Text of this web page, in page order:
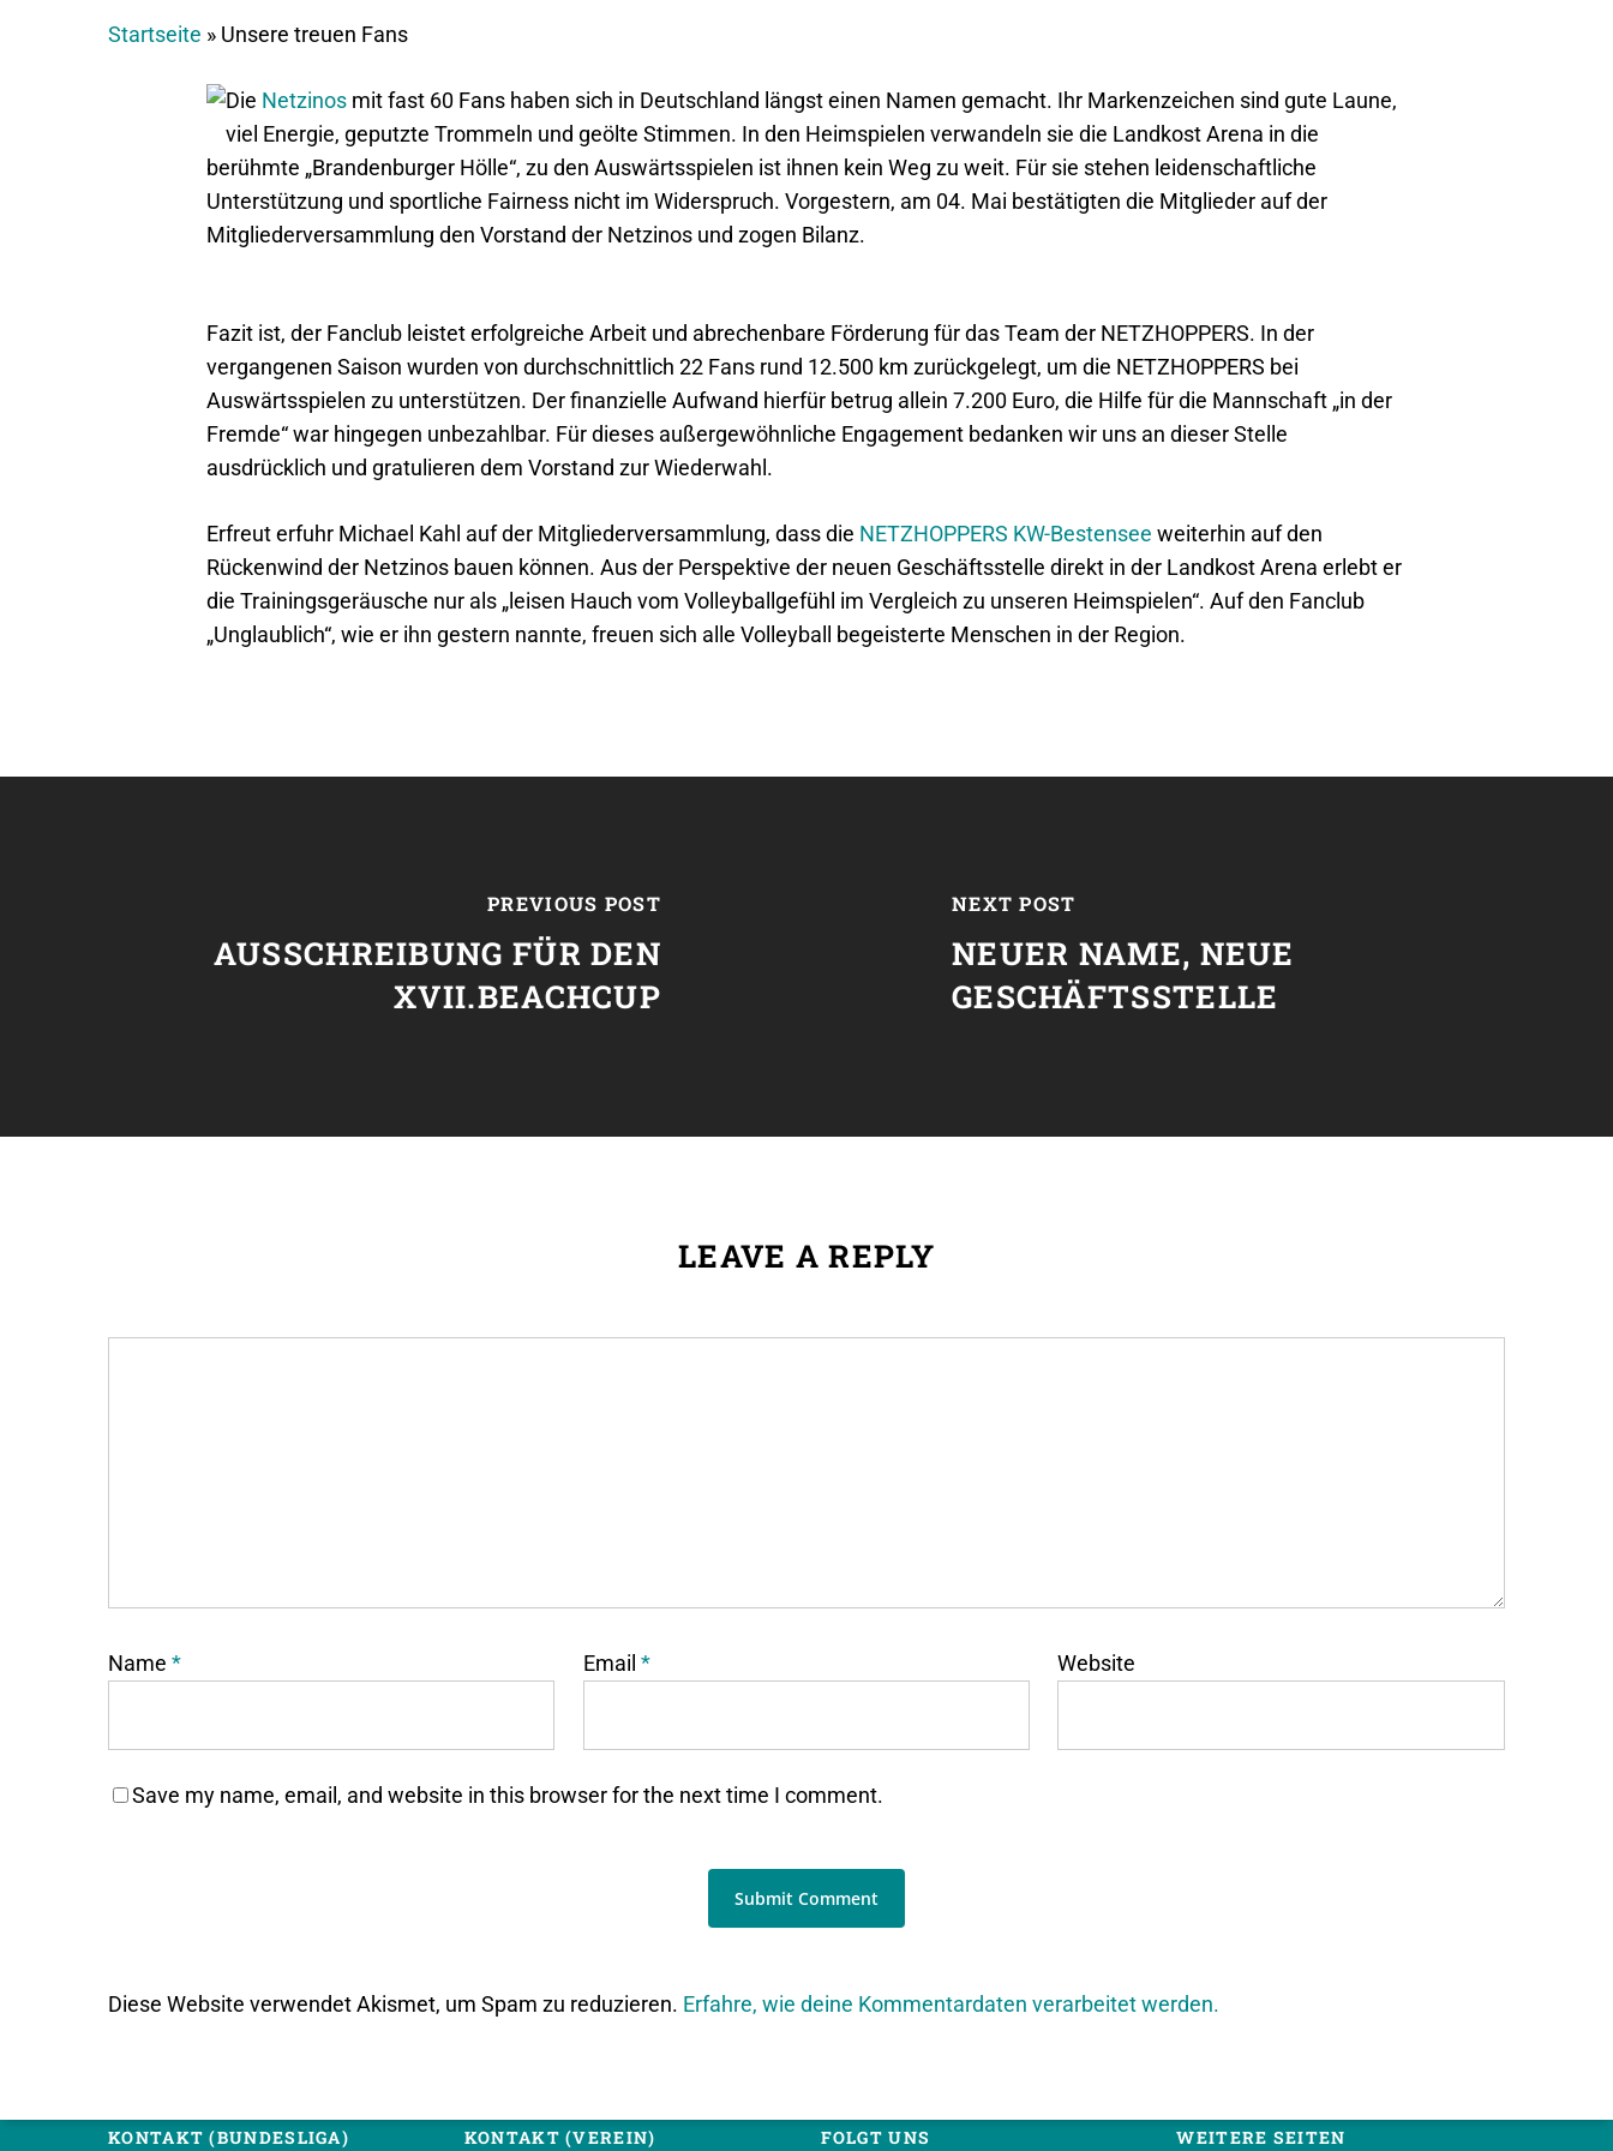
Startseite » Unsere treuen Fans
Die Netzinos mit fast 60 Fans haben sich in Deutschland längst einen Namen gemacht. Ihr Markenzeichen sind gute Laune,
viel Energie, geputzte Trommeln und geölte Stimmen. In den Heimspielen verwandeln sie die Landkost Arena in die
berühmte „Brandenburger Hölle“, zu den Auswärtsspielen ist ihnen kein Weg zu weit. Für sie stehen leidenschaftliche
Unterstützung und sportliche Fairness nicht im Widerspruch. Vorgestern, am 04. Mai bestätigten die Mitglieder auf der
Mitgliederversammlung den Vorstand der Netzinos und zogen Bilanz.
Fazit ist, der Fanclub leistet erfolgreiche Arbeit und abrechenbare Förderung für das Team der NETZHOPPERS. In der
vergangenen Saison wurden von durchschnittlich 22 Fans rund 12.500 km zurückgelegt, um die NETZHOPPERS bei
Auswärtsspielen zu unterstützen. Der finanzielle Aufwand hierfür betrug allein 7.200 Euro, die Hilfe für die Mannschaft „in der
Fremde“ war hingegen unbezahlbar. Für dieses außergewöhnliche Engagement bedanken wir uns an dieser Stelle
ausdrücklich und gratulieren dem Vorstand zur Wiederwahl.
Erfreut erfuhr Michael Kahl auf der Mitgliederversammlung, dass die NETZHOPPERS KW-Bestensee weiterhin auf den
Rückenwind der Netzinos bauen können. Aus der Perspektive der neuen Geschäftsstelle direkt in der Landkost Arena erlebt er
die Trainingsgeräusche nur als „leisen Hauch vom Volleyballgefühl im Vergleich zu unseren Heimspielen“. Auf den Fanclub
„Unglaublich“, wie er ihn gestern nannte, freuen sich alle Volleyball begeisterte Menschen in der Region.
PREVIOUS POST
AUSSCHREIBUNG FÜR DEN
XVII.BEACHCUP
NEXT POST
NEUER NAME, NEUE
GESCHÄFTSSTELLE
LEAVE A REPLY
Name * Email * Website
Save my name, email, and website in this browser for the next time I comment.
Diese Website verwendet Akismet, um Spam zu reduzieren. Erfahre, wie deine Kommentardaten verarbeitet werden.
KONTAKT (BUNDESLIGA) KONTAKT (VEREIN) FOLGT UNS WEITERE SEITEN